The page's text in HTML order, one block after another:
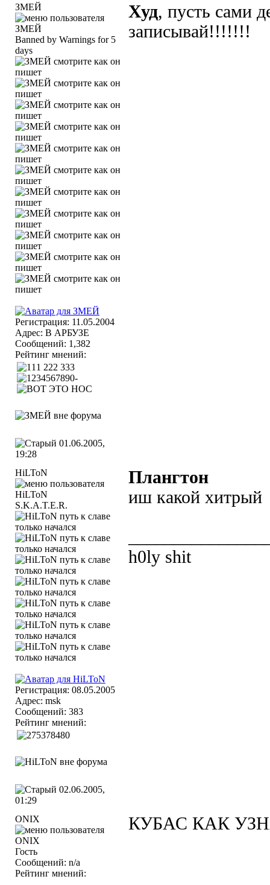
ЗМЕЙ
Banned by Warnings for 5
days
Регистрация: 11.05.2004
Адрес: В АРБУЗЕ
Сообщений: 1,382
Рейтинг мнений:
Худ, пусть сами
записывай!!!!!!!
01.06.2005,
19:28
HiLToN
S.K.A.T.E.R.
Регистрация: 08.05.2005
Адрес: msk
Сообщений: 383
Рейтинг мнений:
Плангтон
иш какой хитрый
h0ly shit
02.06.2005,
01:29
ONIX
Гость
Сообщений: n/a
Рейтинг мнений:
КУБАС КАК